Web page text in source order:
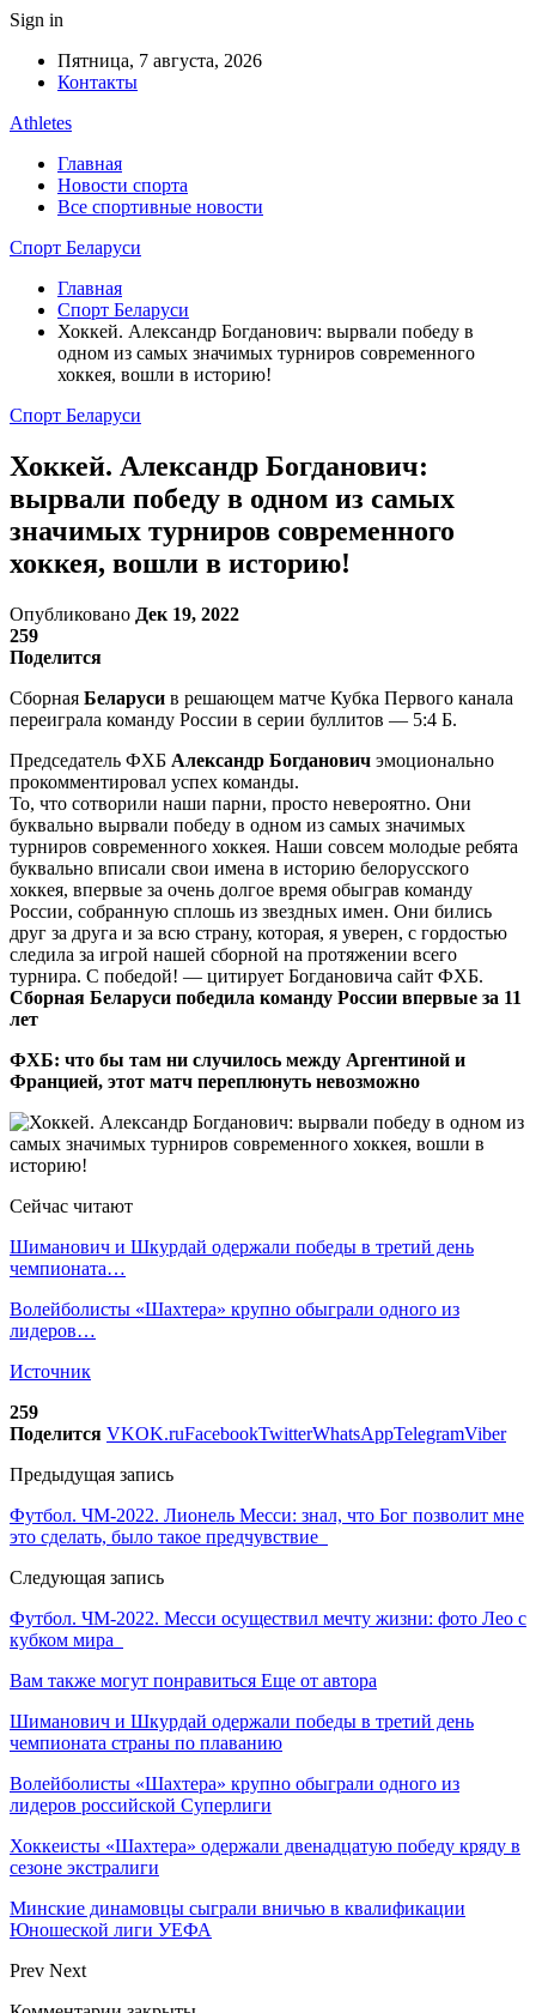
Sign in
Пятница, 7 августа, 2026
Контакты
Athletes
Главная
Новости спорта
Все спортивные новости
Спорт Беларуси
Главная
Спорт Беларуси
Хоккей. Александр Богданович: вырвали победу в
одном из самых значимых турниров современного
хоккея, вошли в историю!
Спорт Беларуси
Хоккей. Александр Богданович:
вырвали победу в одном из самых
значимых турниров современного
хоккея, вошли в историю!
Опубликовано Дек 19, 2022
259
Поделится
Сборная Беларуси в решающем матче Кубка Первого канала
переиграла команду России в серии буллитов — 5:4 Б.
Председатель ФХБ Александр Богданович эмоционально
прокомментировал успех команды.
То, что сотворили наши парни, просто невероятно. Они
буквально вырвали победу в одном из самых значимых
турниров современного хоккея. Наши совсем молодые ребята
буквально вписали свои имена в историю белорусского
хоккея, впервые за очень долгое время обыграв команду
России, собранную сплошь из звездных имен. Они бились
друг за друга и за всю страну, которая, я уверен, с гордостью
следила за игрой нашей сборной на протяжении всего
турнира. С победой! — цитирует Богдановича сайт ФХБ.
Сборная Беларуси победила команду России впервые за 11
лет
ФХБ: что бы там ни случилось между Аргентиной и
Францией, этот матч переплюнуть невозможно
Сейчас читают
Шиманович и Шкурдай одержали победы в третий день
чемпионата…
Волейболисты «Шахтера» крупно обыграли одного из
лидеров…
Источник
259
Поделится VKOK.ruFacebookTwitterWhatsAppTelegramViber
Предыдущая запись
Футбол. ЧМ-2022. Лионель Месси: знал, что Бог позволит мне
это сделать, было такое предчувствие
Следующая запись
Футбол. ЧМ-2022. Месси осуществил мечту жизни: фото Лео с
кубком мира
Вам также могут понравиться Еще от автора
Шиманович и Шкурдай одержали победы в третий день
чемпионата страны по плаванию
Волейболисты «Шахтера» крупно обыграли одного из
лидеров российской Суперлиги
Хоккеисты «Шахтера» одержали двенадцатую победу кряду в
сезоне экстралиги
Минские динамовцы сыграли вничью в квалификации
Юношеской лиги УЕФА
Prev Next